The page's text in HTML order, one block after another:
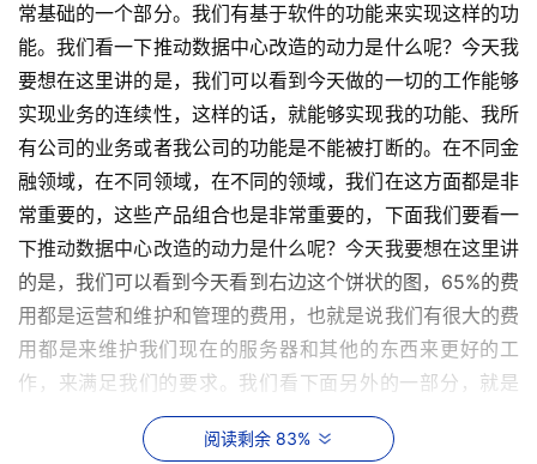
常基础的一个部分。我们有基于软件的功能来实现这样的功
能。我们看一下推动数据中心改造的动力是什么呢？今天我
要想在这里讲的是，我们可以看到今天做的一切的工作能够
实现业务的连续性，这样的话，就能够实现我的功能、我所
有公司的业务或者我公司的功能是不能被打断的。在不同金
融领域，在不同领域，在不同的领域，我们在这方面都是非
常重要的，这些产品组合也是非常重要的，下面我们要看一
下推动数据中心改造的动力是什么呢？今天我要想在这里讲
的是，我们可以看到今天看到右边这个饼状的图，65%的费
用都是运营和维护和管理的费用，也就是说我们有很大的费
用都是来维护我们现在的服务器和其他的东西来更好的工
作，来满足我们的要求。我们看下面另外的一部分，就是
25%的费用都是用于升级方面的费用，一个公司想要的就是
实现一种创新，就是说我们这样的IT系统能够给我们提供新
阅读剩余 83%